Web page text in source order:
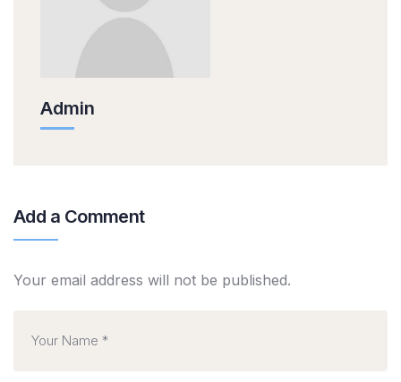
Admin
Add a Comment
Your email address will not be published.